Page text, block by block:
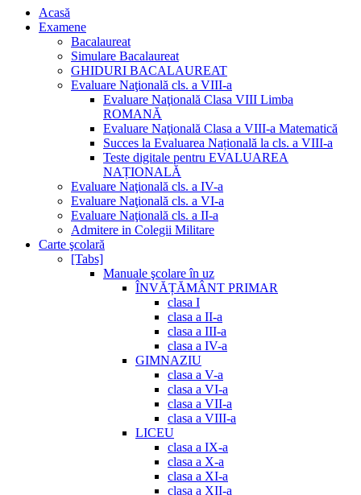
Acasă
Examene
Bacalaureat
Simulare Bacalaureat
GHIDURI BACALAUREAT
Evaluare Naţională cls. a VIII-a
Evaluare Naţională Clasa VIII Limba
ROMANĂ
Evaluare Naţională Clasa a VIII-a Matematică
Succes la Evaluarea Națională la cls. a VIII-a
Teste digitale pentru EVALUAREA
NAȚIONALĂ
Evaluare Naţională cls. a IV-a
Evaluare Naţională cls. a VI-a
Evaluare Naţională cls. a II-a
Admitere in Colegii Militare
Carte şcolară
[Tabs]
Manuale şcolare în uz
ÎNVĂȚĂMÂNT PRIMAR
clasa I
clasa a II-a
clasa a III-a
clasa a IV-a
GIMNAZIU
clasa a V-a
clasa a VI-a
clasa a VII-a
clasa a VIII-a
LICEU
clasa a IX-a
clasa a X-a
clasa a XI-a
clasa a XII-a